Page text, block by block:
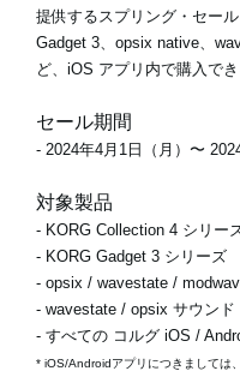
提供するスプリング・セー
Gadget 3、opsix native、
ど、iOS アプリ内で購入で
セール期間
- 2024年4月1日（月）〜
対象製品
- KORG Collection 4 シリー
- KORG Gadget 3 シリーズ
- opsix / wavestate /
- wavestate / opsix サウンド
- すべての コルグ iOS /
* iOS/Androidアプリにつきましては